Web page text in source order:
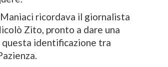
ricordava il giornalista
Zito, pronto a dare una
questa identificazione tra